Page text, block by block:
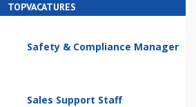
TOPVACATURES
Safety & Compliance Manager
Sales Support Staff